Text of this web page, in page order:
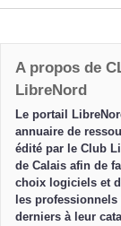
A propos de
LibreNord
Le portail
annuaire de
édité par le Club
de Calais afin de
choix logiciels et
les
derniers à leur